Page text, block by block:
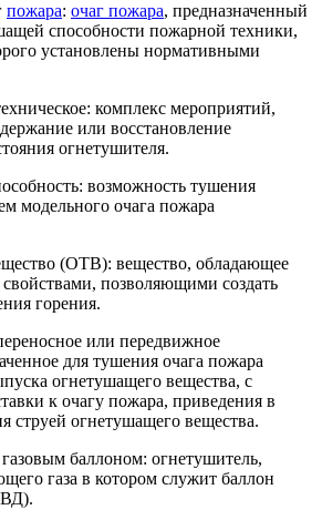
пожара: очаг пожара, предназначенный
способности пожарной техники,
установлены нормативными
комплекс мероприятий,
или восстановление
огнетушителя.
возможность тушения
модельного очага пожара
(ОТВ): вещество, обладающее
позволяющими создать
горения.
или передвижное
для тушения очага пожара
огнетушащего вещества, с
к очагу пожара, приведения в
струей огнетушащего вещества.
баллоном: огнетушитель,
газа в котором служит баллон